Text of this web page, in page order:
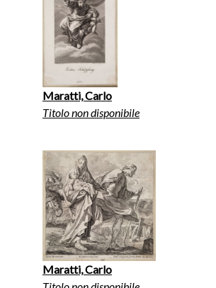
Maratti, Carlo
Titolo non disponibile
Maratti, Carlo